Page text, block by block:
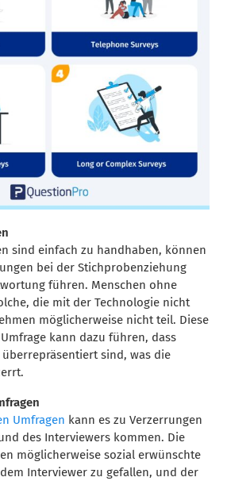
sind einfach zu handhaben, können
bei der Stichprobenziehung
führen. Menschen ohne
die mit der Technologie nicht
möglicherweise nicht teil. Diese
kann dazu führen, dass
sind, was die
Umfragen kann es zu Verzerrungen
des Interviewers kommen. Die
möglicherweise sozial erwünschte
Interviewer zu gefallen, und der